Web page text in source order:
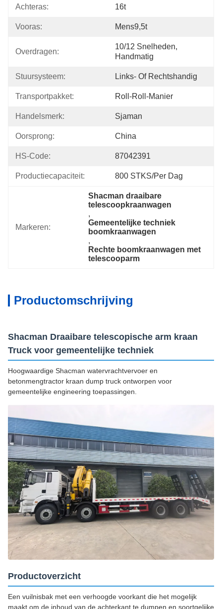
Achteras: 16t
Vooras: Mens9,5t
Overdragen:
10/12 Snelheden,
Handmatig
Stuursysteem: Links- Of Rechtshandig
Transportpakket: Roll-Roll-Manier
Handelsmerk: Sjaman
Oorsprong: China
HS-Code: 87042391
Productiecapaciteit: 800 STKS/per Dag
Markeren:
Shacman draaibare
telescoopkraanwagen
,
Gemeentelijke techniek
boomkraanwagen
,
Rechte boomkraanwagen met
telescooparm
Productomschrijving
Shacman Draaibare telescopische arm kraan
Truck voor gemeentelijke techniek
Hoogwaardige Shacman watervrachtvervoer en
betonmengtractor kraan dump truck ontworpen voor
gemeentelijke engineering toepassingen.
Productoverzicht
Een vuilnisbak met een verhoogde voorkant die het mogelijk
maakt om de inhoud van de achterkant te dumpen.en soortgelijke